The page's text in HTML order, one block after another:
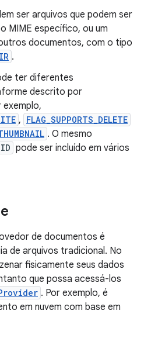
ser arquivos que podem ser
MIME específico, ou um
documentos, com o tipo
.
ter diferentes
descrito por
exemplo,
, FLAG_SUPPORTS_DELETE
. O mesmo
pode ser incluído em vários
de documentos é
de arquivos tradicional. No
fisicamente seus dados
que possa acessá-los
. Por exemplo, é
em nuvem com base em